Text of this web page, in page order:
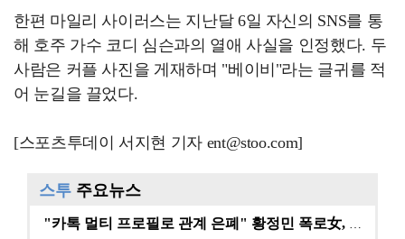
한편 마일리 사이러스는 지난달 6일 자신의 SNS를 통
해 호주 가수 코디 심슨과의 열애 사실을 인정했다. 두
사람은 커플 사진을 게재하며 "베이비"라는 글귀를 적
어 눈길을 끌었다.
[스포츠투데이 서지현 기자 ent@stoo.com]
스투 주요뉴스
"카톡 멀티 프로필로 관계 은폐" 황정민 폭로女, 문자…